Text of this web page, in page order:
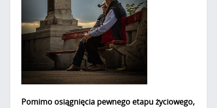
Pomimo osiągnięcia pewnego etapu życiowego,